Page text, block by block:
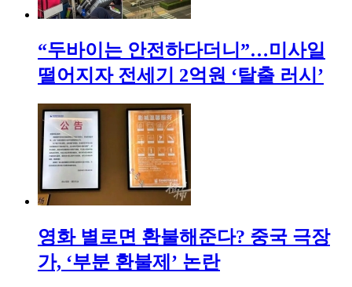
“두바이는 안전하다더니”…미사일
떨어지자 전세기 2억원 ‘탈출 러시’
영화 별로면 환불해준다? 중국 극장
가, ‘부분 환불제’ 논란